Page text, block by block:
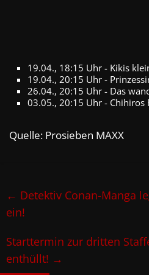
19.04., 18:15 Uhr - Kikis
19.04., 20:15 Uhr -
26.04., 20:15 Uhr - Das
03.05., 20:15 Uhr - Chihiros
Quelle: Prosieben MAXX
← Detektiv Conan-Manga
ein!
Starttermin zur dritten
enthüllt! →